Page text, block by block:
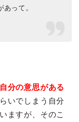
って。
分の意思がある
いでしまう自分
ますが、そのこ